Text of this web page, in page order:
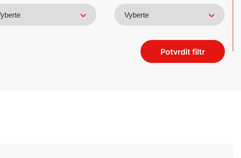
Potvrdit filtr